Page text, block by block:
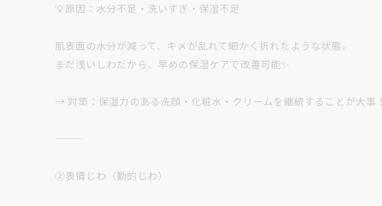
💡原因：水分不足・洗いすぎ・保湿不足
肌表面の水分が減って、キメが乱れて細かく折れたような状態。
まだ浅いしわだから、早めの保湿ケアで改善可能✨
→ 対策：保湿力のある洗顔・化粧水・クリームを継続することが大事！
②表情じわ（動的じわ）